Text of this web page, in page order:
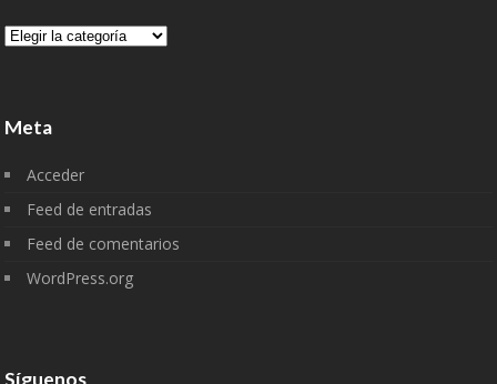
Categorías
Meta
Acceder
Feed de entradas
Feed de comentarios
WordPress.org
Síguenos